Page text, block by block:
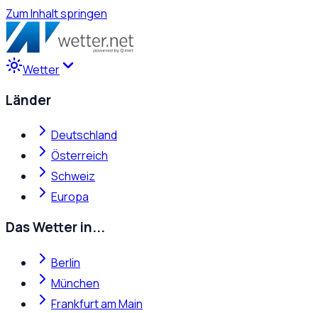
Zum Inhalt springen
Wetter
Länder
Deutschland
Österreich
Schweiz
Europa
Das Wetter in...
Berlin
München
Frankfurt am Main